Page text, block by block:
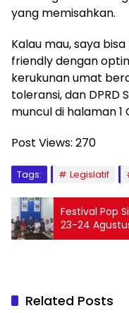
yang memisahkan.
Kalau mau, saya
friendly dengan
kerukunan umat
toleransi, dan DPRD
muncul di halaman 1
Post Views: 270
Tags: Legislatif
Festival Pop
23-24
Related Posts